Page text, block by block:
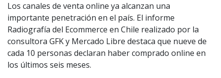
Los canales de venta online ya alcanzan una
importante penetración en el país. El informe
Radiografía del Ecommerce en Chile realizado por la
consultora GFK y Mercado Libre destaca que nueve de
cada 10 personas declaran haber comprado online en
los últimos seis meses.